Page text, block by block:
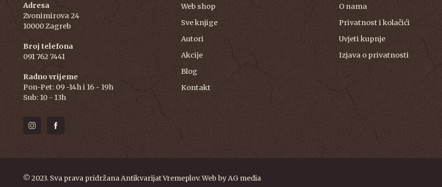
Adresa
Zvonimirova 24
10000 Zagreb
Broj telefona
091 762 7441
Radno vrijeme
Pon-Pet: 09 -14h i 16 - 19h
Sub: 10 - 13h
Web shop
Sve knjige
Autori
Akcije
Blog
Kontakt
O nama
Privatnost i kolačići
Uvjeti kupnje
Izjava o privatnosti
© 2023. Sva prava pridržana Antikvarijat Vremeplov. Web byAG media